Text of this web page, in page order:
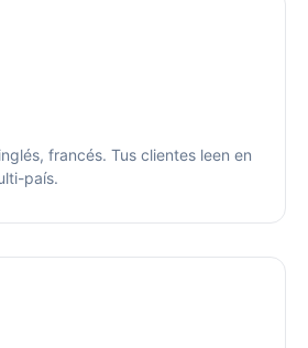
francés. Tus clientes leen en
país.